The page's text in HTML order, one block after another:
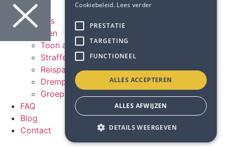
Home
Over ons
Kortingen
Toon alles
Straffe kortingen
Reispartners
Drempelverlagende vakanties
Groepsreizen
FAQ
Blog
Contact
Cookiebeleid. Lees verder
PRESTATIE
TARGETING
FUNCTIONEEL
ALLES ACCEPTEREN
ALLES AFWIJZEN
DETAILS WEERGEVEN